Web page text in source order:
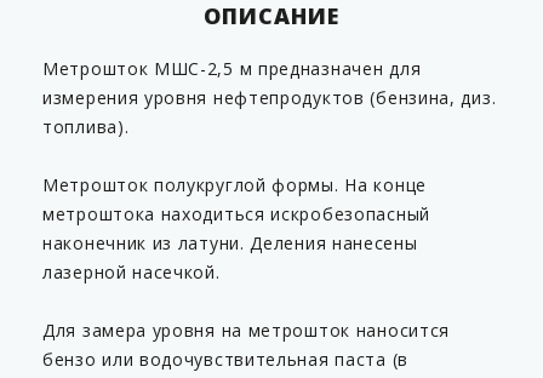
ОПИСАНИЕ
Метрошток МШС-2,5 м предназначен для
измерения уровня нефтепродуктов (бензина, диз.
топлива).
Метрошток полукруглой формы. На конце
метроштока находиться искробезопасный
наконечник из латуни. Деления нанесены
лазерной насечкой.
Для замера уровня на метрошток наносится
бензо или водочувствительная паста (в